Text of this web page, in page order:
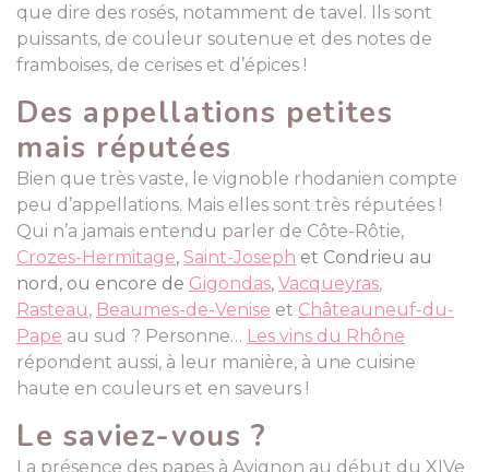
que dire des rosés, notamment de tavel. Ils sont
puissants, de couleur soutenue et des notes de
framboises, de cerises et d’épices !
Des appellations petites
mais réputées
Bien que très vaste, le vignoble rhodanien compte
peu d’appellations. Mais elles sont très réputées !
Qui n’a jamais entendu parler de Côte-Rôtie,
Crozes-Hermitage, Saint-Joseph et Condrieu au
nord, ou encore de Gigondas, Vacqueyras,
Rasteau, Beaumes-de-Venise et Châteauneuf-du-
Pape au sud ? Personne… Les vins du Rhône
répondent aussi, à leur manière, à une cuisine
haute en couleurs et en saveurs !
Le saviez-vous ?
La présence des papes à Avignon au début du XIVe